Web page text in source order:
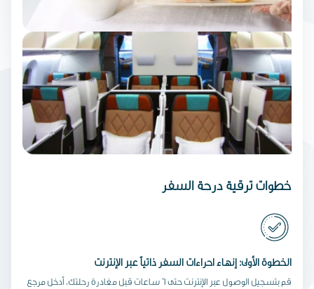
خطوات ترقية درجة السفر
الخطوة الأولى: إنهاء اجراءات السفر ذاتياً عبر الإنترنت
قم بتسجيل الوصول عبر الإنترنت حتى 6 ساعات قبل مغادرة رحلتك، أدخل مرجع